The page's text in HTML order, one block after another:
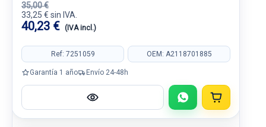
35,00 €
33,25 € sin IVA.
40,23 € (IVA incl.)
Ref: 7251059 OEM: A2118701885
Garantía 1 año Envío 24-48h